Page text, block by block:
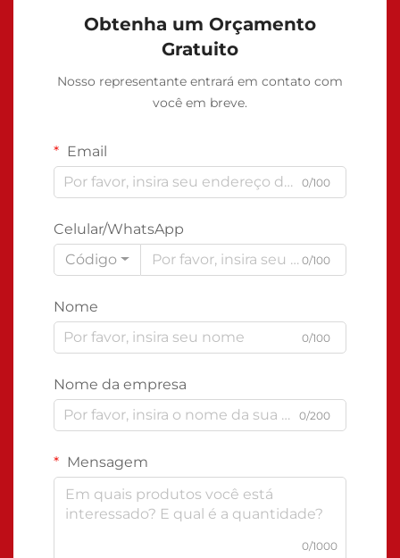
Obtenha um Orçamento
Gratuito
Nosso representante entrará em contato com
você em breve.
Email
0/100
Celular/WhatsApp
Código
0/100
Nome
0/100
Nome da empresa
0/200
Mensagem
0/1000